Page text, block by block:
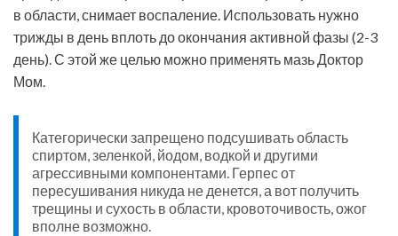
в области, снимает воспаление. Использовать нужно
трижды в день вплоть до окончания активной фазы (2-3
день). С этой же целью можно применять мазь Доктор
Мом.
Категорически запрещено подсушивать область
спиртом, зеленкой, йодом, водкой и другими
агрессивными компонентами. Герпес от
пересушивания никуда не денется, а вот получить
трещины и сухость в области, кровоточивость, ожог
вполне возможно.